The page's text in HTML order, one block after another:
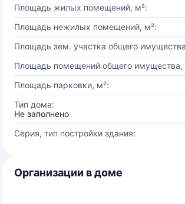
Площадь жилых помещений, м²:
Площадь нежилых помещений, м²:
Площадь зем. участка общего
Площадь помещений общего имущества,
Площадь парковки, м²:
Тип дома:
Не заполнено
Серия, тип постройки здания:
Организации в доме